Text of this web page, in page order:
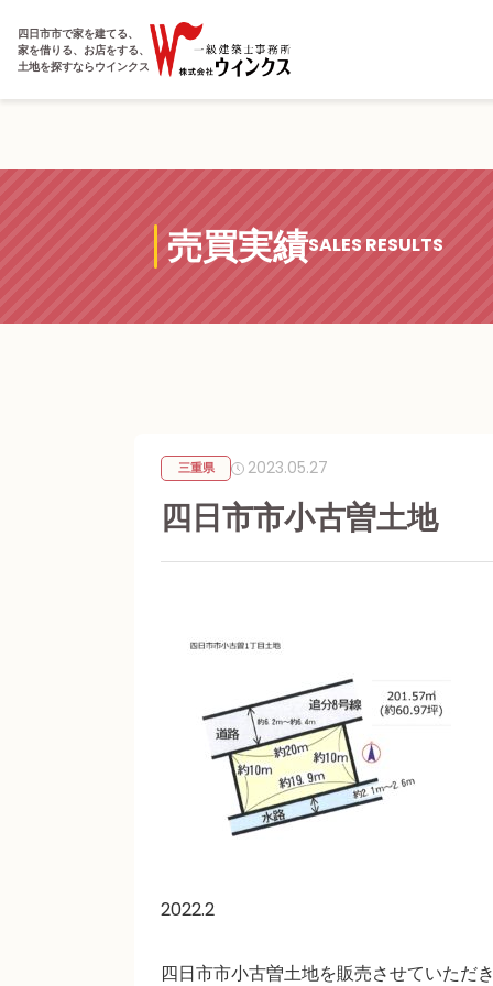
四日市市で家を建てる、
家を借りる、お店をする、
土地を探すならウインクス
売買実績SALES RESULTS
三重県 2023.05.27
四日市市小古曽土地
2022.2
四日市市小古曽土地を販売させていただ